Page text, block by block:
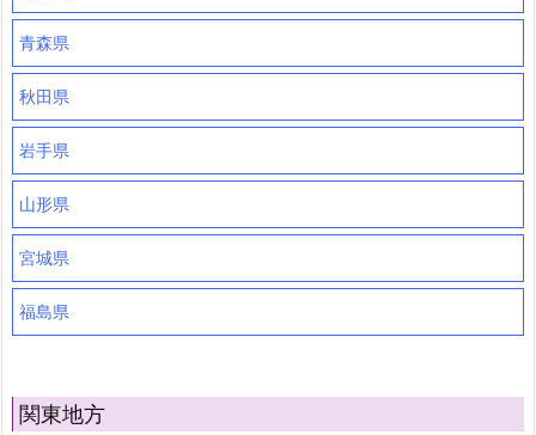
青森県
秋田県
岩手県
山形県
宮城県
福島県
関東地方